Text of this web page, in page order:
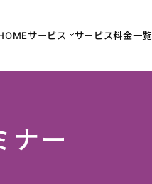
サービス サービス料金一覧
ー